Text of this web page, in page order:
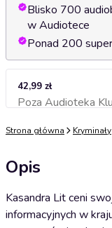
Blisko 700
w Audiotece
Ponad 200
42,99 zł
Poza Audioteka
Strona główna Kryminały
Opis
Kasandra Lit ceni
informacyjnych w